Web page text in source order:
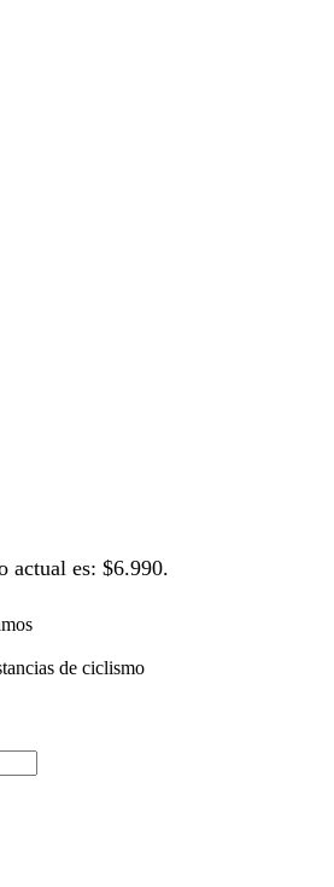
actual es: $6.990.
de ciclismo